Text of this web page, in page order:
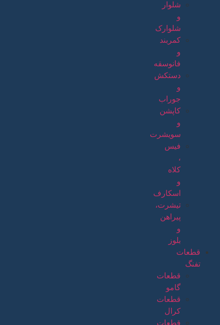
شلوار
و
شلوارک
کمربند
و
فانوسقه
دستکش
و
جوراب
کاپشن
و
سویشرت
فیس
،
کلاه
و
اسکارف
تیشرت،
پیراهن
و
بلوز
قطعات
تفنگ
قطعات
گامو
قطعات
کرال
قطعات